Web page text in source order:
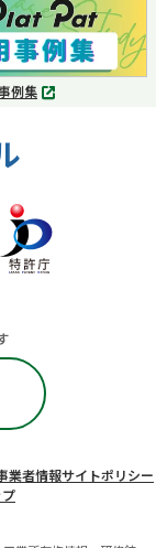
開
く
例集
別
業者情報サイトポリシー